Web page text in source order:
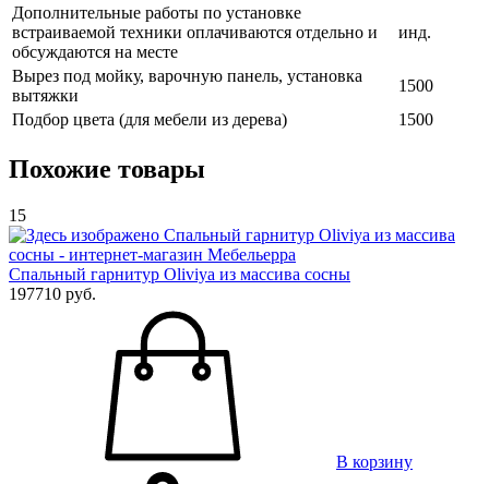
Дополнительные работы по установке
встраиваемой техники оплачиваются отдельно и
обсуждаются на месте
инд.
Вырез под мойку, варочную панель, установка
вытяжки
1500
Подбор цвета (для мебели из дерева)
1500
Похожие товары
15
Спальный гарнитур Oliviya из массива сосны
197710 руб.
В корзину